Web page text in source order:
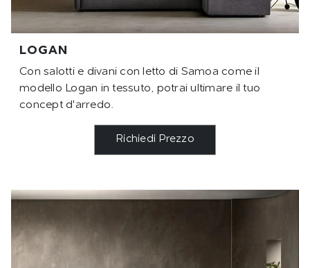
LOGAN
Con salotti e divani con letto di Samoa come il
modello Logan in tessuto, potrai ultimare il tuo
concept d'arredo.
Richiedi Prezzo